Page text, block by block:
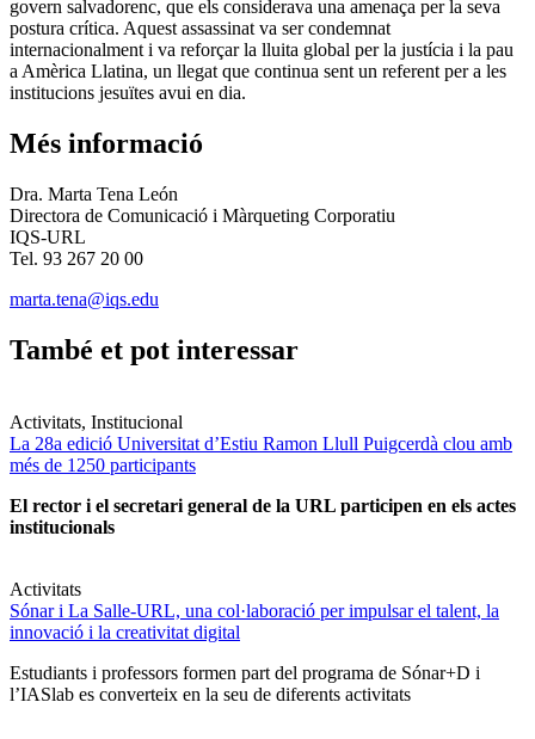
govern salvadorenc, que els considerava una amenaça per la seva
postura crítica. Aquest assassinat va ser condemnat
internacionalment i va reforçar la lluita global per la justícia i la pau
a Amèrica Llatina, un llegat que continua sent un referent per a les
institucions jesuïtes avui en dia.
Més informació
Dra. Marta Tena León
Directora de Comunicació i Màrqueting Corporatiu
IQS-URL
Tel. 93 267 20 00
marta.tena@iqs.edu
També et pot interessar
Activitats, Institucional
La 28a edició Universitat d’Estiu Ramon Llull Puigcerdà clou amb
més de 1250 participants
El rector i el secretari general de la URL participen en els actes
institucionals
Activitats
Sónar i La Salle-URL, una col·laboració per impulsar el talent, la
innovació i la creativitat digital
Estudiants i professors formen part del programa de Sónar+D i
l’IASlab es converteix en la seu de diferents activitats